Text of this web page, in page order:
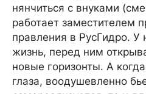
нянчиться с внуками
работает заместителем
правления в РусГидро. У
жизнь, перед ним
новые горизонты. А
глаза, воодушевленно